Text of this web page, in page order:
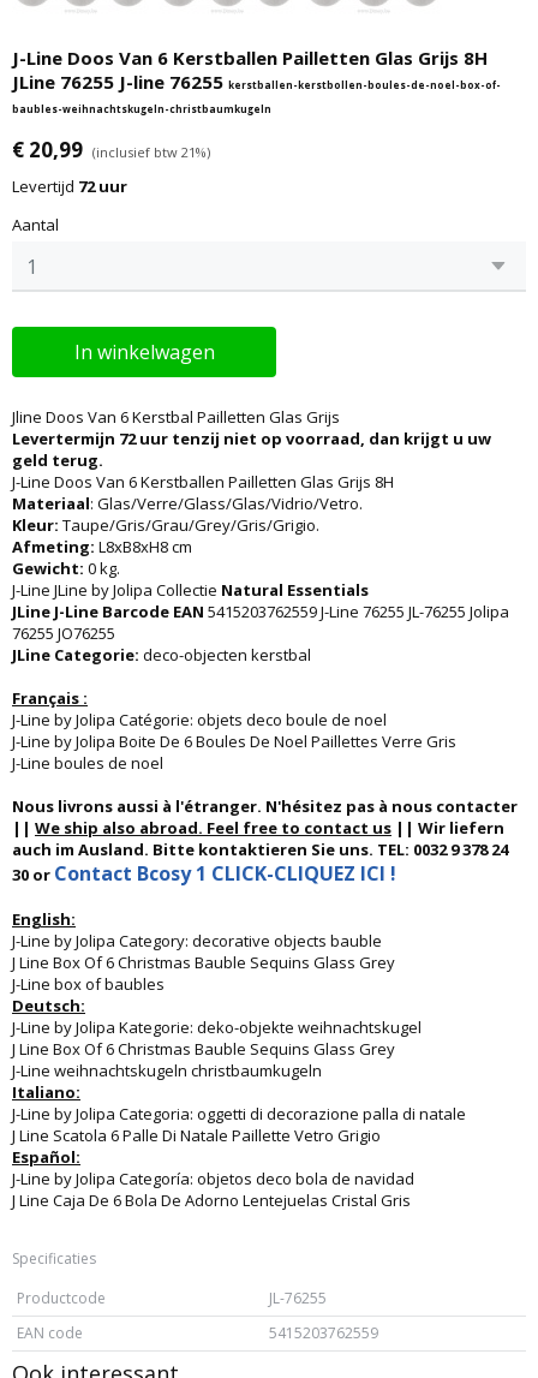
J-Line Doos Van 6 Kerstballen Pailletten Glas Grijs 8H
JLine 76255 J-line 76255 kerstballen-kerstbollen-boules-de-noel-box-of-
baubles-weihnachtskugeln-christbaumkugeln
€ 20,99 (inclusief btw 21%)
Levertijd 72 uur
Aantal
In winkelwagen
Jline Doos Van 6 Kerstbal Pailletten Glas Grijs
Levertermijn 72 uur tenzij niet op voorraad, dan krijgt u uw
geld terug.
J-Line Doos Van 6 Kerstballen Pailletten Glas Grijs 8H
Materiaal: Glas/Verre/Glass/Glas/Vidrio/Vetro.
Kleur: Taupe/Gris/Grau/Grey/Gris/Grigio.
Afmeting: L8xB8xH8 cm
Gewicht: 0 kg.
J-Line JLine by Jolipa Collectie Natural Essentials
JLine J-Line Barcode EAN 5415203762559 J-Line 76255 JL-76255 Jolipa
76255 JO76255
JLine Categorie: deco-objecten kerstbal
Français :
J-Line by Jolipa Catégorie: objets deco boule de noel
J-Line by Jolipa Boite De 6 Boules De Noel Paillettes Verre Gris
J-Line boules de noel
Nous livrons aussi à l'étranger. N'hésitez pas à nous contacter
|| We ship also abroad. Feel free to contact us || Wir liefern
auch im Ausland. Bitte kontaktieren Sie uns. TEL: 0032 9 378 24
30 or Contact Bcosy 1 CLICK-CLIQUEZ ICI !
English:
J-Line by Jolipa Category: decorative objects bauble
J Line Box Of 6 Christmas Bauble Sequins Glass Grey
J-Line box of baubles
Deutsch:
J-Line by Jolipa Kategorie: deko-objekte weihnachtskugel
J Line Box Of 6 Christmas Bauble Sequins Glass Grey
J-Line weihnachtskugeln christbaumkugeln
Italiano:
J-Line by Jolipa Categoria: oggetti di decorazione palla di natale
J Line Scatola 6 Palle Di Natale Paillette Vetro Grigio
Español:
J-Line by Jolipa Categoría: objetos deco bola de navidad
J Line Caja De 6 Bola De Adorno Lentejuelas Cristal Gris
Specificaties
Productcode
JL-76255
EAN code
5415203762559